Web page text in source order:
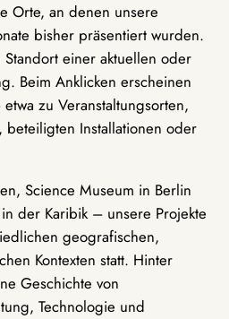
Orte, an denen unsere
bisher präsentiert wurden.
einer aktuellen oder
Beim Anklicken erscheinen
zu Veranstaltungsorten,
beteiligten Installationen oder
Science Museum in Berlin
der Karibik – unsere Projekte
geografischen,
Kontexten statt. Hinter
Geschichte von
Technologie und